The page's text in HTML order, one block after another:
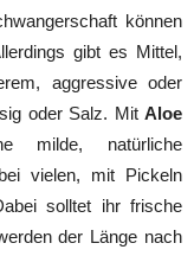
können
gibt es Mittel,
aggressive oder
oder Salz. Mit Aloe
natürliche
vielen, mit Pickeln
solltet ihr frische
der Länge nach